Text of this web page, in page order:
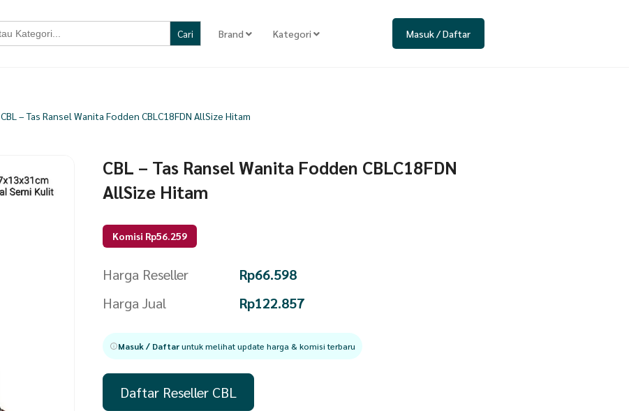
Brand Kategori Masuk / Daftar
CBL – Tas Ransel Wanita Fodden CBLC18FDN AllSize Hitam
CBL – Tas Ransel Wanita Fodden CBLC18FDN
AllSize Hitam
Komisi Rp56.259
Harga Reseller Rp66.598
Harga Jual
Rp122.857
Masuk / Daftaruntuk melihat update harga & komisi terbaru
Daftar Reseller CBL